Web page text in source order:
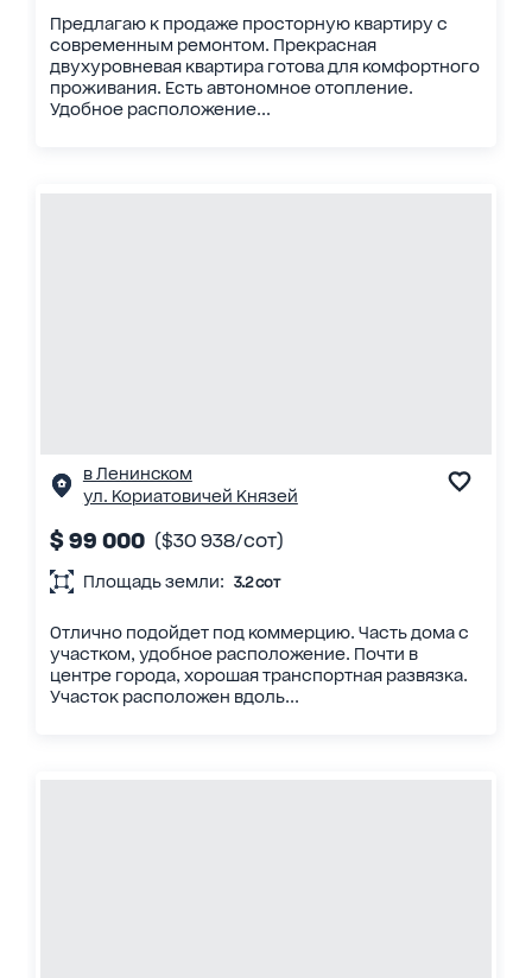
Предлагаю к продаже просторную квартиру с
современным ремонтом. Прекрасная
двухуровневая квартира готова для комфортного
проживания. Есть автономное отопление.
Удобное расположение...
в Ленинском
ул. Кориатовичей Князей
$ 99 000 ($30 938/сот)
Площадь земли: 3.2 сот
Отлично подойдет под коммерцию. Часть дома с
участком, удобное расположение. Почти в
центре города, хорошая транспортная развязка.
Участок расположен вдоль...